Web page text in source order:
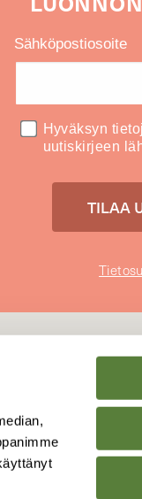
Sähköpostiosoite
Hyväksyn
uutiskirjeen